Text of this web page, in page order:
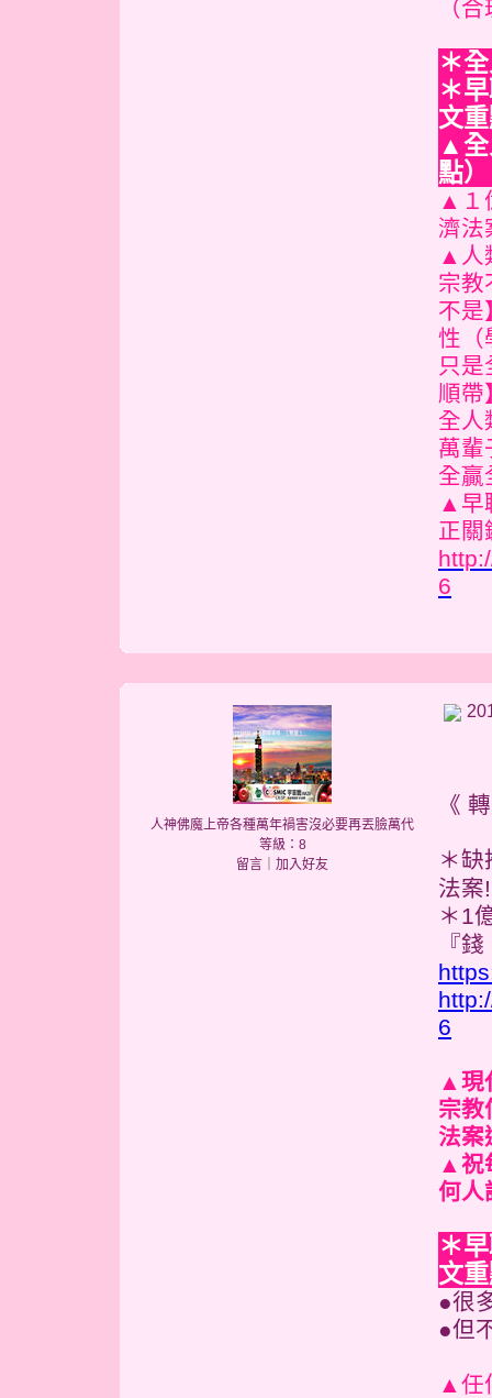
（
＊
＊
文
▲全
點
▲１
濟
▲人
宗教
不是
性（
只
順帶
全人
萬輩
全贏
▲早
正關
6
人神佛魔上帝各種萬年禍害沒必要再丟臉萬代
等級：8
留言
加入好友
《
＊缺
法案
＊1
『
6
▲現
宗教
法案
▲祝
何人
＊
文
●很
●但
▲任